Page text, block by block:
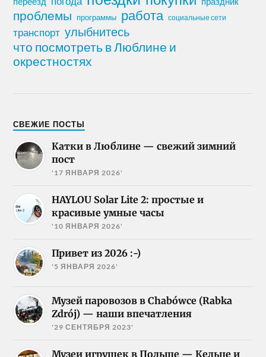
проблемы программы работа социальные сети
транспорт улыбнитесь
что посмотреть в Люблине и
окрестностях
СВЕЖИЕ ПОСТЫ
Катки в Люблине — свежий зимний
пост
'17 ЯНВАРЯ 2026'
HAYLOU Solar Lite 2: простые и
красивые умные часы
'10 ЯНВАРЯ 2026'
Привет из 2026 :-)
'5 ЯНВАРЯ 2026'
Музей паровозов в Chabówce (Rabka
Zdrój) — наши впечатления
'29 СЕНТЯБРЯ 2023'
Музеи игрушек в Польше — Кельце и